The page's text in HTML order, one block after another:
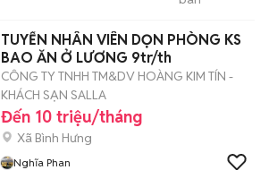
TUYỂN NHÂN VIÊN DỌN PHÒNG KS
BAO ĂN Ở LƯƠNG 9tr/th
CÔNG TY TNHH TM&DV HOÀNG KIM TÍN -
KHÁCH SẠN SALLA
Đến 10 triệu/tháng
Xã Bình Hưng
Nghĩa Phan